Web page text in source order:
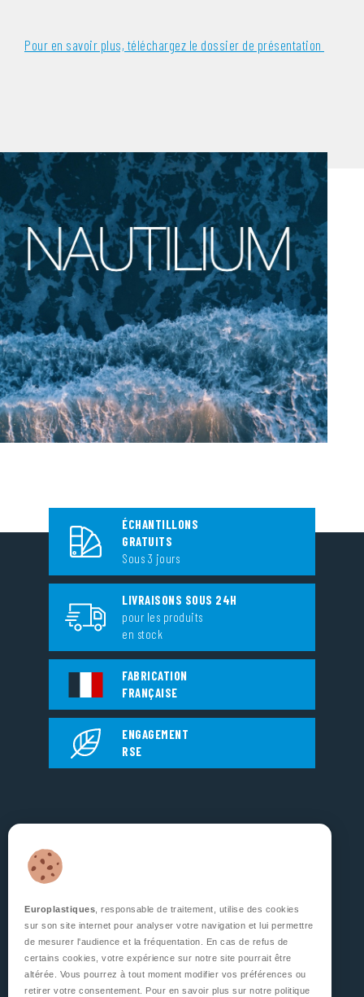
Pour en savoir plus, téléchargez le dossier de présentation
5, Rue Jean Dausset
Zone d’Activité des Grands Prés
53810 CHANGÉ
SUIVEZ NOUS
ÉCHANTILLONS
GRATUITS
Sous 3 jours
LIVRAISONS SOUS 24H
pour les produits
en stock
FABRICATION
FRANÇAISE
ENGAGEMENT
RSE
Europlastiques , responsable de traitement, utilise des cookies
sur son site internet pour analyser votre navigation et lui permettre
de mesurer l'audience et la fréquentation. En cas de refus de
certains cookies, votre expérience sur notre site pourrait être
altérée. Vous pourrez à tout moment modifier vos préférences ou
retirer votre consentement. Pour en savoir plus sur notre politique